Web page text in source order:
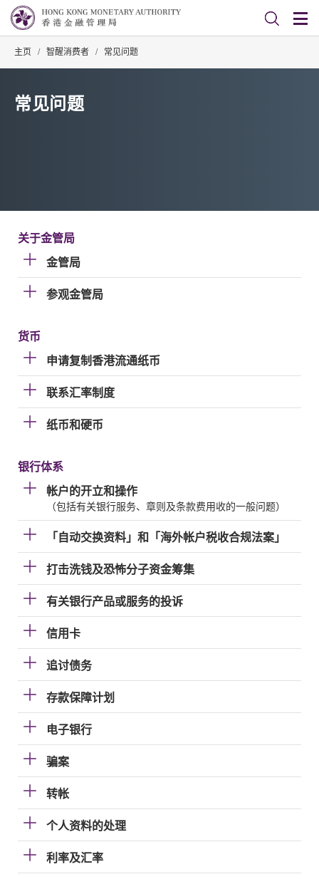
主页 / 智醒消费者 / 常见问题
常见问题
关于金管局
金管局
参观金管局
货币
申请复制香港流通纸币
联系汇率制度
纸币和硬币
银行体系
帐户的开立和操作
（包括有关银行服务、章则及条款费用收的一般问题）
「自动交换资料」和「海外帐户税收合规法案」
打击洗钱及恐怖分子资金筹集
有关银行产品或服务的投诉
信用卡
追讨债务
存款保障计划
电子银行
骗案
转帐
个人资料的处理
利率及汇率